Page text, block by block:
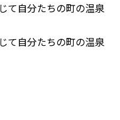
て自分たちの町の温泉
て自分たちの町の温泉